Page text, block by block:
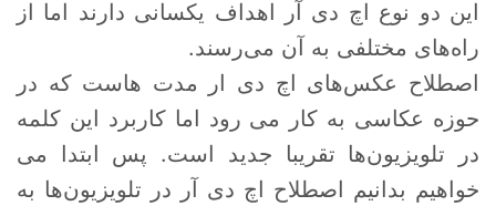
این دو نوع اچ دی آر اهداف یکسانی دارند اما از
راه‌های مختلفی به آن می‌رسند.
اصطلاح عکس‌های اچ دی ار مدت هاست که در
حوزه عکاسی به کار می رود اما کاربرد این کلمه
در تلویزیون‌ها تقریبا جدید است. پس ابتدا می
خواهیم بدانیم اصطلاح اچ دی آر در تلویزیون‌ها به